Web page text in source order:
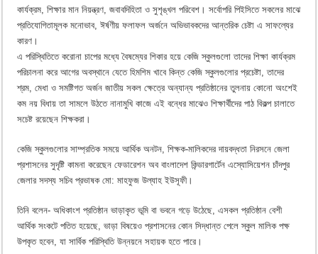
কার্যক্রম, শিক্ষার মান নিয়ন্ত্রণ, জবাবদিহিতা ও সুশৃঙ্খল পরিবেশ। সর্বোপরি পিইসিতে সকলের মাঝে
প্রতিযোগিতামূলক মনোভাব, ঈর্ষণীয় ফলাফল অর্জনে অভিভাবকদের আন্তরিক চেষ্টা এ সাফল্যের
কারণ।
এ পরিস্থিতিতে করোনা চাপের মধ্যে বৈষম্যের শিকার হয়ে কেজি স্কুলগুলো তাদের শিক্ষা কার্যক্রম
পরিচালনা করে আগের অবস্থানে যেতে হিমশিম খাবে কিন্ত কেজি স্কুলগুলোর প্রচেষ্টা, তাদের
শ্রম, মেধা ও সমষ্টিগত অর্জন জাতীয় সকল ক্ষেত্রে অন্যান্য প্রতিষ্ঠানের তুলনায় কোনো অংশেই
কম নয় বিধায় তা সামলে উঠতে নানামুখি কাজে এই বন্ধের মাঝেও শিক্ষার্থীদের পাঠ বিকল্প চালাতে
সচেষ্ট রয়েছেন শিক্ষকরা।
কেজি স্কুলগুলোর সাম্প্রতিক সময়ে আর্থিক অনটন, শিক্ষক-মালিকদের দায়বদ্ধতা নিরসনে জেলা
প্রশাসনের সুদৃষ্টি কামনা করেছেন ফেডারেশন অব বাংলাদেশ কিন্ডারগার্টেন এস্যোসিয়েশন চাঁদপুর
জেলার সদস্য সচিব প্রভাষক মো: মাহফুজ উল্যাহ ইউসূফী।
তিনি বলেন- অধিকাংশ প্রতিষ্ঠান ভাড়াকৃত ভূমি বা ভবনে গড়ে উঠেছে, এসকল প্রতিষ্ঠান বেশী
আর্থিক সংকটে পতিত হয়েছে, ভাড়া বিষয়েও প্রশাসনের কোন সিদ্ধান্ত পেলে স্কুল মালিক পক্ষ
উপকৃত হবেন, যা সার্বিক পরিস্থিতি উন্নয়নে সহায়ক হতে পারে।